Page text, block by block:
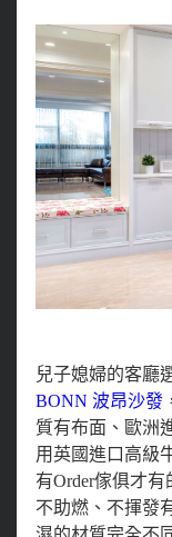
兒子媳婦的客廳
BONN 波昂沙發
質有布面、歐洲
用英國進口高級
有Order傢俱才
不助燃、不揮發